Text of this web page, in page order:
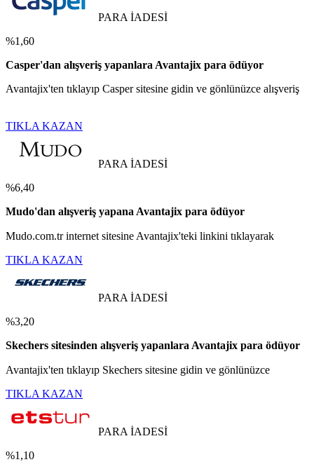
PARA İADESİ
%1,60
Casper'dan alışveriş yapanlara Avantajix para ödüyor
Avantajix'ten tıklayıp Casper sitesine gidin ve gönlünüzce alışveriş
TIKLA KAZAN
PARA İADESİ
%6,40
Mudo'dan alışveriş yapana Avantajix para ödüyor
Mudo.com.tr internet sitesine Avantajix'teki linkini tıklayarak
TIKLA KAZAN
PARA İADESİ
%3,20
Skechers sitesinden alışveriş yapanlara Avantajix para ödüyor
Avantajix'ten tıklayıp Skechers sitesine gidin ve gönlünüzce
TIKLA KAZAN
PARA İADESİ
%1,10